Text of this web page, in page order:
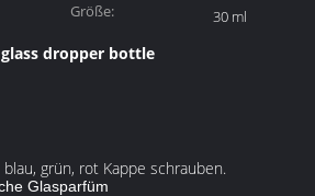
Größe:
30 ml
dropper bottle
grün, rot Kappe schrauben.
Glasparfüm